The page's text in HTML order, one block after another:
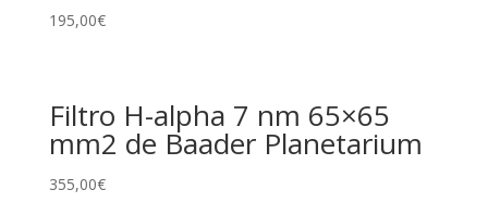
195,00€
Filtro H-alpha 7 nm 65×65
mm2 de Baader Planetarium
355,00€